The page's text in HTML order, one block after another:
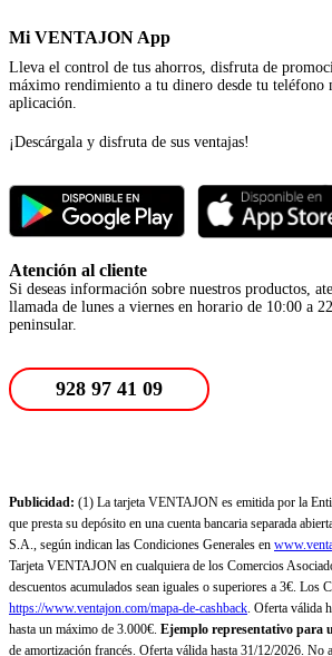
Mi VENTAJON App
Lleva el control de tus ahorros, disfruta de
máximo rendimiento a tu dinero desde tu teléfono
aplicación.
¡Descárgala y disfruta de sus ventajas!
Atención al cliente
Si deseas información sobre nuestros productos,
llamada de lunes a viernes en horario de 10:00 a
peninsular.
928 97 41 09
Publicidad: (1) La tarjeta VENTAJON es emitida por la
que presta su depósito en una cuenta bancaria separada
S.A., según indican las Condiciones Generales en
Tarjeta VENTAJON en cualquiera de los Comercios
descuentos acumulados sean iguales o superiores a 3€.
https://www.ventajon.com/mapa-de-cashback. Oferta válida
hasta un máximo de 3.000€. Ejemplo representativo para
de amortización francés. Oferta válida hasta 31/12/2026.